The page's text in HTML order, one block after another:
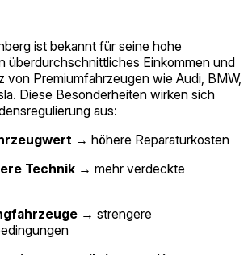
ist bekannt für seine hohe
überdurchschnittliches Einkommen und
von Premiumfahrzeugen wie Audi, BMW,
Diese Besonderheiten wirken sich
aus:
→ höhere Reparaturkosten
Technik → mehr verdeckte
→ strengere